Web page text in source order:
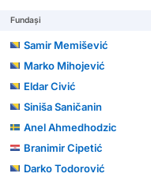
Fundași
Samir Memišević
Marko Mihojević
Eldar Civić
Siniša Saničanin
Anel Ahmedhodzic
Branimir Cipetić
Darko Todorović